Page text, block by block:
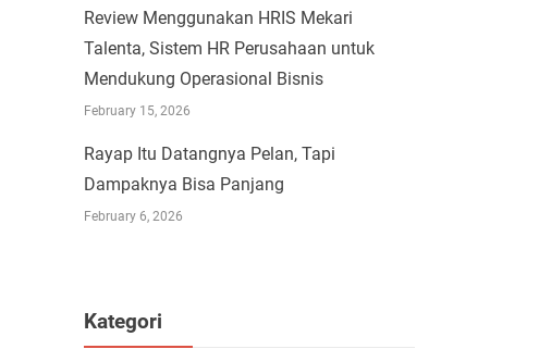
Review Menggunakan HRIS Mekari
Talenta, Sistem HR Perusahaan untuk
Mendukung Operasional Bisnis
February 15, 2026
Rayap Itu Datangnya Pelan, Tapi
Dampaknya Bisa Panjang
February 6, 2026
Kategori